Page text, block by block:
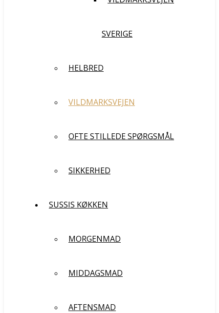
SVERIGE
HELBRED
VILDMARKSVEJEN
OFTE STILLEDE SPØRGSMÅL
SIKKERHED
SUSSIS KØKKEN
MORGENMAD
MIDDAGSMAD
AFTENSMAD